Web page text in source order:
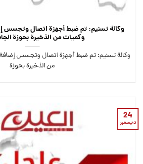
وكالة تسنيم: تم ضبط أجهزة اتصال وتجسس
وكميات من الذخيرة بحوزة
وكالة تسنيم: تم ضبط أجهزة اتصال وتجسس
من الذخيرة بحوزة
24
ديسمبر